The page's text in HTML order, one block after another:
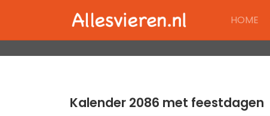
HOME
Kalender 2086 met feestdagen